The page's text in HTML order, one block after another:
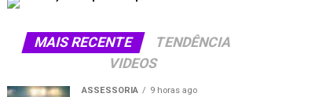
MAIS RECENTE
TENDÊNCIA
VIDEOS
ASSESSORIA 9 horas ago